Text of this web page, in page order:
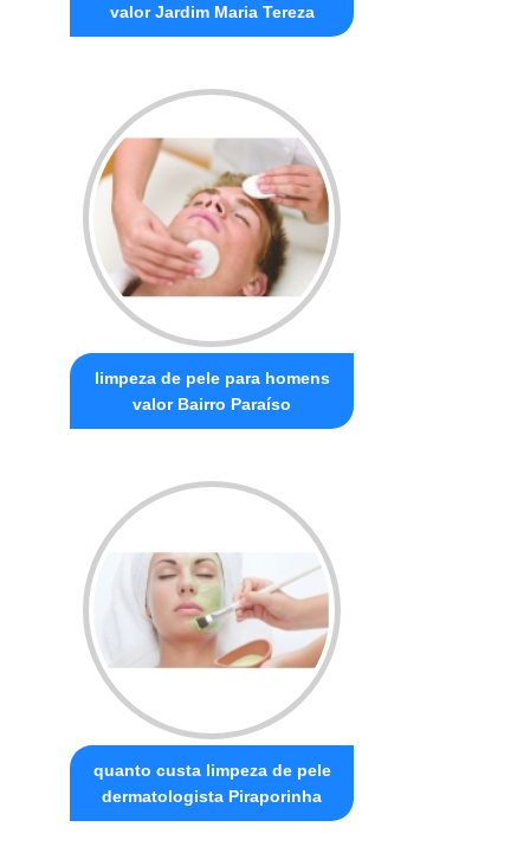
valor Jardim Maria Tereza
limpeza de pele para homens
valor Bairro Paraíso
quanto custa limpeza de pele
dermatologista Piraporinha